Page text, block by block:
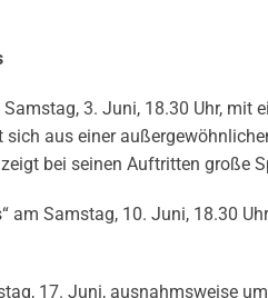
3. Juni, 18.30 Uhr, mit
aus einer
bei seinen Auftritten große
am Samstag, 10. Juni, 18.30
17. Juni, ausnahmsweise